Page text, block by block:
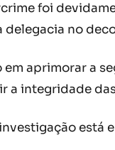
foi
no
aprimorar a
a integridade